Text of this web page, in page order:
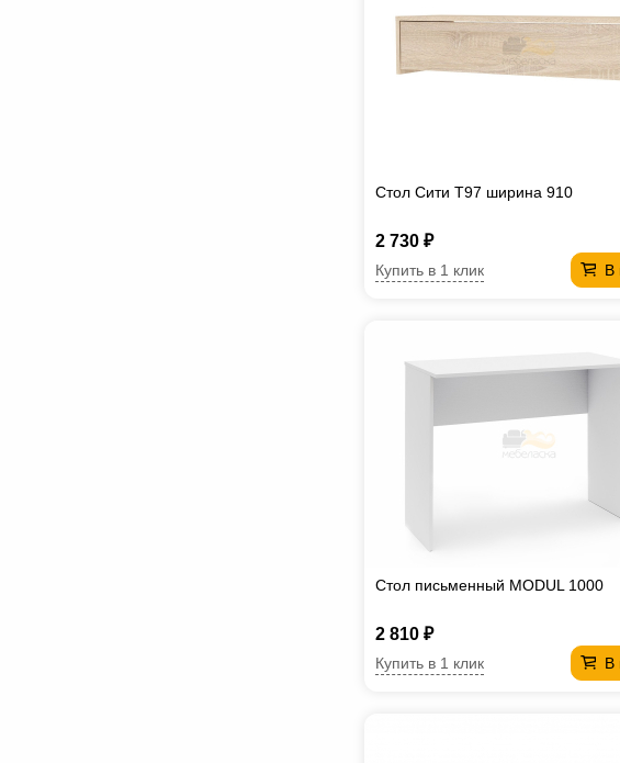
Стол Сити T97 ширина 910
2 730 ₽
В
Купить в 1 клик
Стол письменный MODUL 1000
2 810 ₽
В
Купить в 1 клик